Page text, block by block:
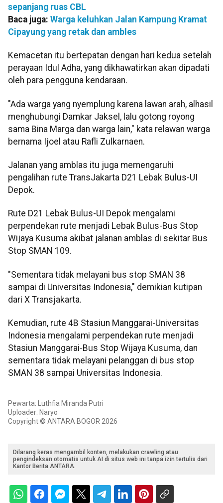
sepanjang ruas CBL
Baca juga: Warga keluhkan Jalan Kampung Kramat
Cipayung yang retak dan ambles
Kemacetan itu bertepatan dengan hari kedua setelah
perayaan Idul Adha, yang dikhawatirkan akan dipadati
oleh para pengguna kendaraan.
"Ada warga yang nyemplung karena lawan arah, alhasil
menghubungi Damkar Jaksel, lalu gotong royong
sama Bina Marga dan warga lain," kata relawan warga
bernama Ijoel atau Rafli Zulkarnaen.
Jalanan yang amblas itu juga memengaruhi
pengalihan rute TransJakarta D21 Lebak Bulus-UI
Depok.
Rute D21 Lebak Bulus-UI Depok mengalami
perpendekan rute menjadi Lebak Bulus-Bus Stop
Wijaya Kusuma akibat jalanan amblas di sekitar Bus
Stop SMAN 109.
"Sementara tidak melayani bus stop SMAN 38
sampai di Universitas Indonesia," demikian kutipan
dari X Transjakarta.
Kemudian, rute 4B Stasiun Manggarai-Universitas
Indonesia mengalami perpendekan rute menjadi
Stasiun Manggarai-Bus Stop Wijaya Kusuma, dan
sementara tidak melayani pelanggan di bus stop
SMAN 38 sampai Universitas Indonesia.
Pewarta: Luthfia Miranda Putri
Uploader: Naryo
Copyright © ANTARA BOGOR 2026
Dilarang keras mengambil konten, melakukan crawling atau
pengindeksan otomatis untuk AI di situs web ini tanpa izin tertulis dari
Kantor Berita ANTARA.